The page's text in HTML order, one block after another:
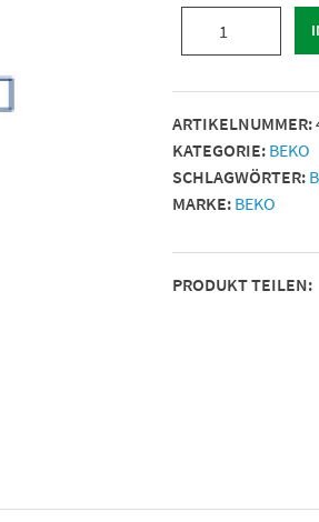
200/230
Vac,
50
W
Menge
ARTIKELNUMMER:
KATEGORIE: BEKO
SCHLAGWÖRTER:
MARKE: BEKO
PRODUKT TEILEN: